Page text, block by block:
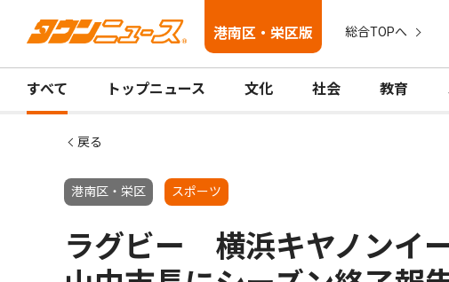
港南区・栄区版 総合TOPへ
すべて トップニュース 文化 社会 教育
戻る
港南区・栄区 スポーツ
ラグビー 横浜キヤノンイ